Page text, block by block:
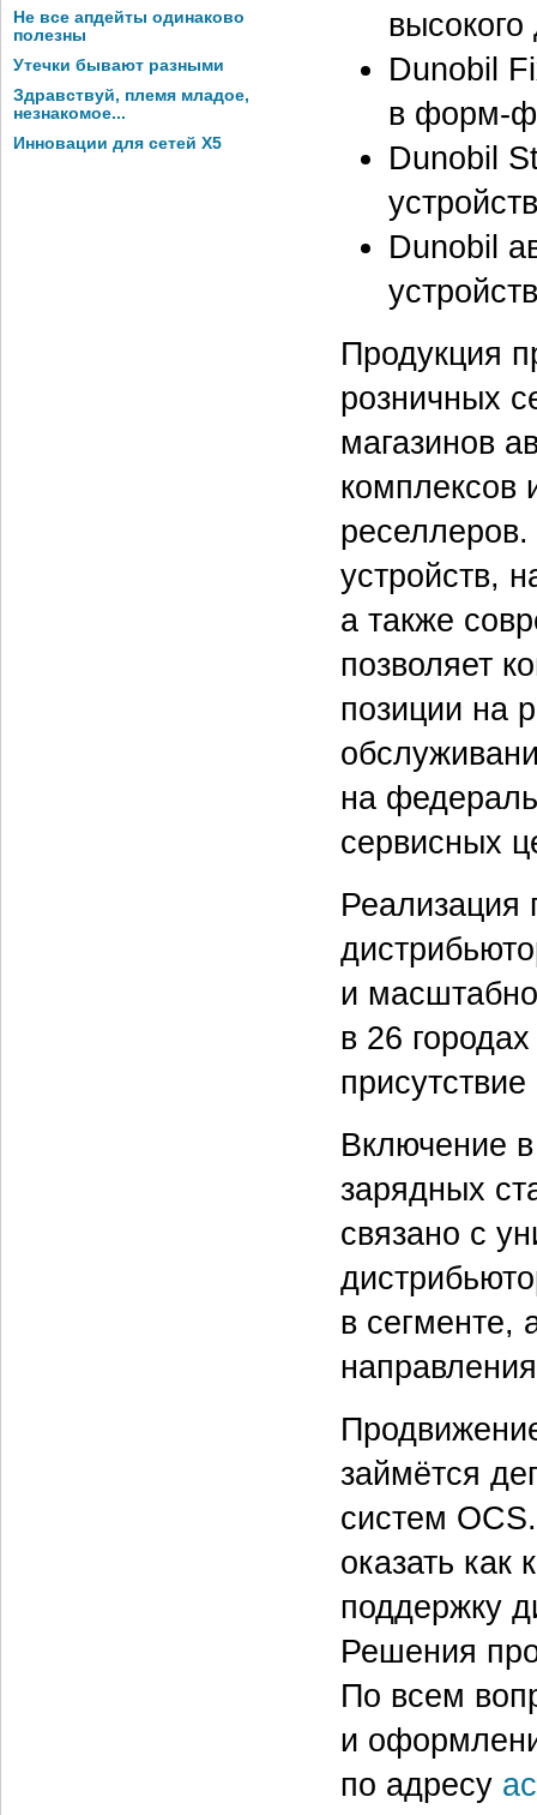
Не все апдейты одинаково
полезны
Утечки бывают разными
Здравствуй, племя младое,
незнакомое...
Инновации для сетей X5
Dunobil
в форм-
Dunobil
Dunobil
Продукция
розничных
магазинов
комплексов
устройств,
а также
позволяет
позиции на
на
сервисных
Реализация
и
в 26
Включение
зарядных
связано с
в сегменте,
займётся
систем
оказать как
поддержку
Решения
По всем
и
по адресу